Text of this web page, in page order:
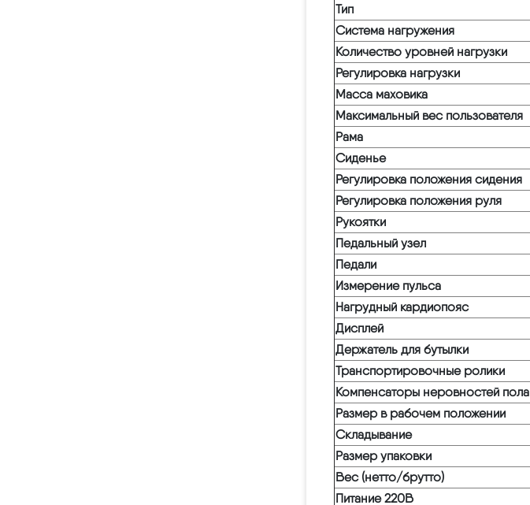
Тип
Система нагружения
Количество уровней нагрузки
Регулировка нагрузки
Масса маховика
Максимальный вес пользователя
Рама
Сиденье
Регулировка положения сидения
Регулировка положения руля
Рукоятки
Педальный узел
Педали
Измерение пульса
Нагрудный кардиопояс
Дисплей
Держатель для бутылки
Транспортировочные ролики
Компенсаторы неровностей пола
Размер в рабочем положении
Складывание
Размер упаковки
Вес (нетто/брутто)
Питание 220В